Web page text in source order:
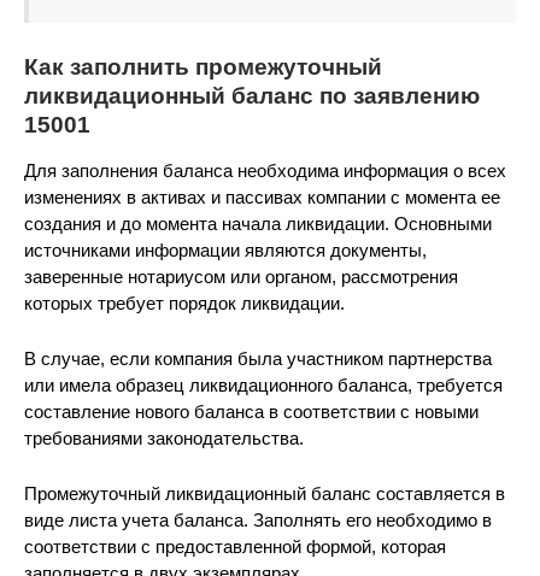
Как заполнить промежуточный
ликвидационный баланс по заявлению
15001
Для заполнения баланса необходима информация о всех
изменениях в активах и пассивах компании с момента ее
создания и до момента начала ликвидации. Основными
источниками информации являются документы,
заверенные нотариусом или органом, рассмотрения
которых требует порядок ликвидации.
В случае, если компания была участником партнерства
или имела образец ликвидационного баланса, требуется
составление нового баланса в соответствии с новыми
требованиями законодательства.
Промежуточный ликвидационный баланс составляется в
виде листа учета баланса. Заполнять его необходимо в
соответствии с предоставленной формой, которая